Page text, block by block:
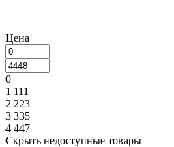
Цена
0
1 111
2 223
3 335
4 447
Скрыть недоступные товары